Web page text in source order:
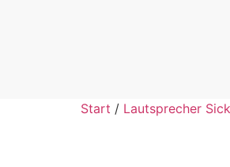
Start / Lautsprecher